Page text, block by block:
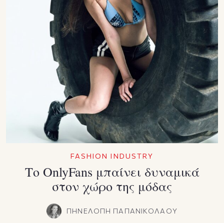
FASHION INDUSTRY
Το OnlyFans μπαίνει δυναμικά
στον χώρο της μόδας
ΠΗΝΕΛΟΠΗ ΠΑΠΑΝΙΚΟΛΑΟΥ